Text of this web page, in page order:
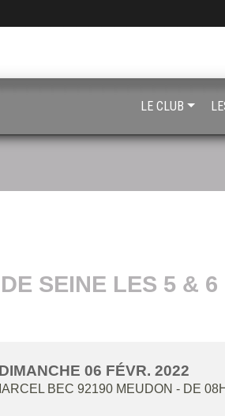
SEINE LES 5 & 6
DIMANCHE 06 FÉVR. 2022
BEC 92190 MEUDON - DE
LE CLUB